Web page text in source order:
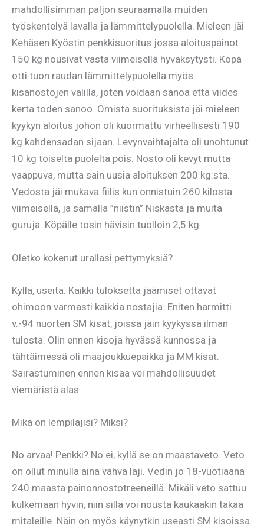
mahdollisimman paljon seuraamalla muiden
työskentelyä lavalla ja lämmittelypuolella. Mieleen jäi
Kehäsen Kyöstin penkkisuoritus jossa aloituspainot
150 kg nousivat vasta viimeisellä hyväksytysti. Köpä
otti tuon raudan lämmittelypuolella myös
kisanostojen välillä, joten voidaan sanoa että viides
kerta toden sanoo. Omista suorituksista jäi mieleen
kyykyn aloitus johon oli kuormattu virheellisesti 190
kg kahdensadan sijaan. Levynvaihtajalta oli unohtunut
10 kg toiselta puolelta pois. Nosto oli kevyt mutta
vaappuva, mutta sain uusia aloituksen 200 kg:sta.
Vedosta jäi mukava fiilis kun onnistuin 260 kilosta
viimeisellä, ja samalla ”niistin” Niskasta ja muita
guruja. Köpälle tosin hävisin tuolloin 2,5 kg.
Oletko kokenut urallasi pettymyksiä?
Kyllä, useita. Kaikki tuloksetta jäämiset ottavat
ohimoon varmasti kaikkia nostajia. Eniten harmitti
v.-94 nuorten SM kisat, joissa jäin kyykyssä ilman
tulosta. Olin ennen kisoja hyvässä kunnossa ja
tähtäimessä oli maajoukkuepaikka ja MM kisat.
Sairastuminen ennen kisaa vei mahdollisuudet
viemäristä alas.
Mikä on lempilajisi? Miksi?
No arvaa! Penkki? No ei, kyllä se on maastaveto. Veto
on ollut minulla aina vahva laji. Vedin jo 18-vuotiaana
240 maasta painonnostotreeneillä. Mikäli veto sattuu
kulkemaan hyvin, niin sillä voi nousta kaukaakin takaa
mitaleille. Näin on myös käynytkin useasti SM kisoissa.